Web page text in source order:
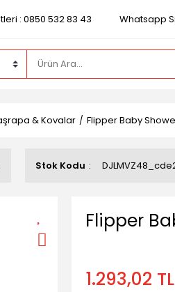
: 0850 532 83 43 Whatsapp
& Kovalar Flipper Baby
Stok Kodu
Flipper
1.293,02 TL